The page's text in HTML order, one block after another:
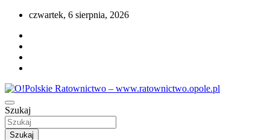
Przejdź
treści
czwartek, 6 sierpnia, 2026
O!Polskie Ratownictwo –
www.ratownictwo.opole.pl
Portal opolskiego i polskiego ratownictwa.
Szukaj
Szukaj